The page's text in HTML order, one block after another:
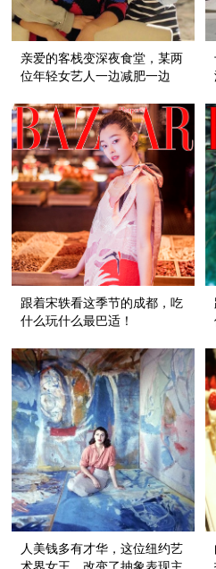
亲爱的客栈变深夜食堂，某两
位年轻女艺人一边减肥一边
跟着宋轶看这季节的成都，吃
什么玩什么最巴适！
人美钱多有才华，这位纽约艺